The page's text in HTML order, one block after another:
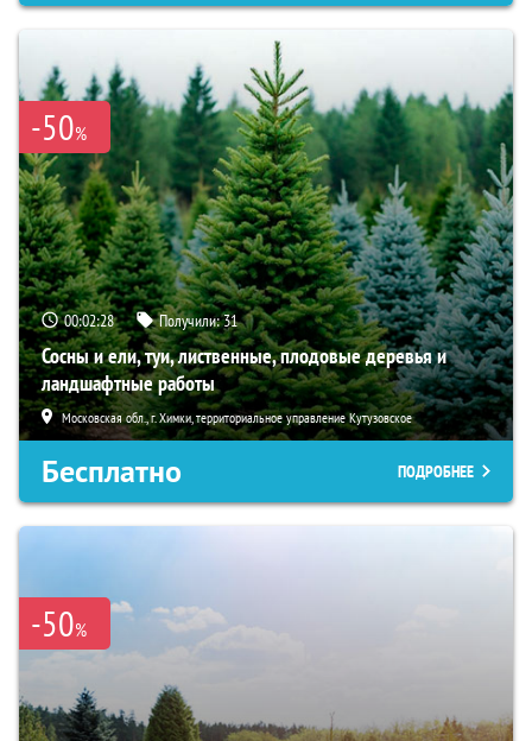
-50%
00:02:27 Получили:31
Сосны и ели, туи, лиственные, плодовые деревья и
ландшафтные работы
Московская обл., г. Химки, территориальное управление Кутузовское
Бесплатно ПОДРОБНЕЕ
-50%